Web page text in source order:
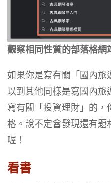
觀察相同性質的部落格網
如果你是寫有關「國內旅
以到其他同樣是寫國內旅
寫有關「投資理財」的
格。說不定會發現還有題
喔！
看書